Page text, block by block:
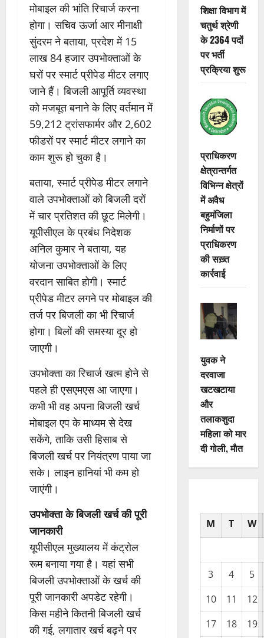
मोबाइल की भांति रिचार्ज करना
होगा। सचिव ऊर्जा आर मीनाक्षी
सुंदरम ने बताया, प्रदेश में 15
लाख 84 हजार उपभोक्ताओं के
घरों पर स्मार्ट प्रीपेड मीटर लगाए
जाने हैं। बिजली आपूर्ति व्यवस्था
को मजबूत बनाने के लिए वर्तमान में
59,212 ट्रांसफार्मर और 2,602
फीडरों पर स्मार्ट मीटर लगाने का
काम शुरू हो चुका है।
बताया, स्मार्ट प्रीपेड मीटर लगाने
वाले उपभोक्ताओं को बिजली दरों
में चार प्रतिशत की छूट मिलेगी।
यूपीसीएल के प्रबंध निदेशक
अनिल कुमार ने बताया, यह
योजना उपभोक्ताओं के लिए
वरदान साबित होगी। स्मार्ट
प्रीपेड मीटर लगने पर मोबाइल की
तर्ज पर बिजली का भी रिचार्ज
होगा। बिलों की समस्या दूर हो
जाएगी।
उपभोक्ता का रिचार्ज खत्म होने से
पहले ही एसएमएस आ जाएगा।
कभी भी वह अपना बिजली खर्च
मोबाइल एप के माध्यम से देख
सकेंगे, ताकि उसी हिसाब से
बिजली खर्च पर नियंत्रण पाया जा
सके। लाइन हानियां भी कम हो
जाएंगी।
उपभोक्ता के बिजली खर्च की पूरी
जानकारी
यूपीसीएल मुख्यालय में कंट्रोल
रूम बनाया गया है। यहां सभी
बिजली उपभोक्ताओं के खर्च की
पूरी जानकारी अपडेट रहेगी।
किस महीने कितनी बिजली खर्च
की गई, लगातार खर्च बढ़ने पर
शिक्षा विभाग में
चतुर्थ श्रेणी
के 2364 पदों
पर भर्ती
प्रक्रिया शुरू
प्राधिकरण
क्षेत्रान्तर्गत
विभिन्न क्षेत्रों
में अवैध
बहुमंजिला
निर्माणों पर
प्राधिकरण
की सख़्त
कार्रवाई
युवक ने
दरवाजा
खटखटाया
और
तलाकशुदा
महिला को मार
दी गोली, माैत
M T W
3 4
5
10
11
12
17
18
19